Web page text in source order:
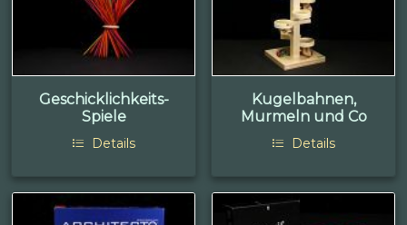
Geschicklichkeits-
Spiele
Details
Kugelbahnen,
Murmeln und Co
Details